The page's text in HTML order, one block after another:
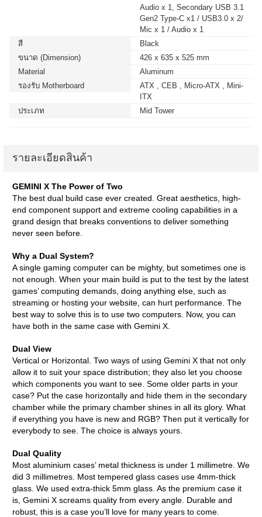
Audio x 1, Secondary USB 3.1
Gen2 Type-C x1 / USB3.0 x 2/
Mic x 1 / Audio x 1
สี
Black
ขนาด (Dimension)
426 x 635 x 525 mm
Material
Aluminum
รองรับ Motherboard
ATX , CEB , Micro-ATX , Mini-
ITX
ประเภท
Mid Tower
รายละเอียดสินค้า
GEMINI X The Power of Two
The best dual build case ever created. Great aesthetics, high-
end component support and extreme cooling capabilities in a
grand design that breaks conventions to deliver something
never seen before.
Why a Dual System?
A single gaming computer can be mighty, but sometimes one is
not enough. When your main build is put to the test by the latest
games’ computing demands, doing anything else, such as
streaming or hosting your website, can hurt performance. The
best way to solve this is to use two computers. Now, you can
have both in the same case with Gemini X.
Dual View
Vertical or Horizontal. Two ways of using Gemini X that not only
allow it to suit your space distribution; they also let you choose
which components you want to see. Some older parts in your
case? Put the case horizontally and hide them in the secondary
chamber while the primary chamber shines in all its glory. What
if everything you have is new and RGB? Then put it vertically for
everybody to see. The choice is always yours.
Dual Quality
Most aluminium cases’ metal thickness is under 1 millimetre. We
did 3 millimetres. Most tempered glass cases use 4mm-thick
glass. We used extra-thick 5mm glass. As the premium case it
is, Gemini X screams quality from every angle. Durable and
robust, this is a case you’ll love for many years to come.